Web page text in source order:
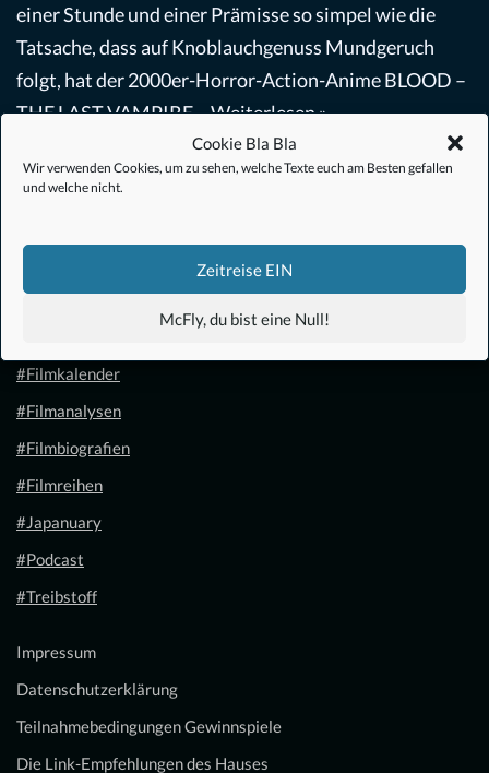
Cookie Bla Bla
Wir verwenden Cookies, um zu sehen, welche Texte euch am Besten gefallen
und welche nicht.
Zeitreise EIN
McFly, du bist eine Null!
einer Stunde und einer Prämisse so simpel wie die
Tatsache, dass auf Knoblauchgenuss Mundgeruch
folgt, hat der 2000er-Horror-Action-Anime BLOOD –
THE LAST VAMPIRE…Weiterlesen »
#Anime
#Filmkalender
#Filmanalysen
#Filmbiografien
#Filmreihen
#Japanuary
#Podcast
#Treibstoff
Impressum
Datenschutzerklärung
Teilnahmebedingungen Gewinnspiele
Die Link-Empfehlungen des Hauses